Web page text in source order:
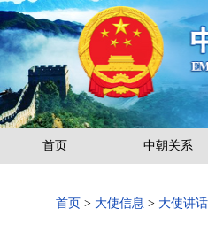
首页 中朝关系
首页 > 大使信息 > 大使讲话